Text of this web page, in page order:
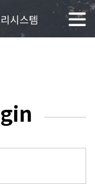
시스템